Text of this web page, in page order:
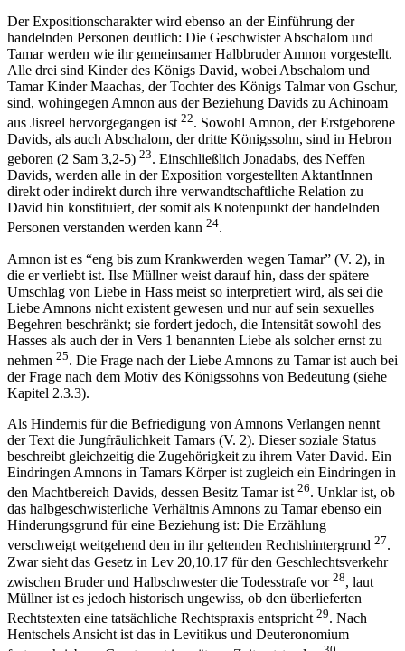
Der Expositionscharakter wird ebenso an der Einführung der
handelnden Personen deutlich: Die Geschwister Abschalom und
Tamar werden wie ihr gemeinsamer Halbbruder Amnon vorgestellt.
Alle drei sind Kinder des Königs David, wobei Abschalom und
Tamar Kinder Maachas, der Tochter des Königs Talmar von Gschur,
sind, wohingegen Amnon aus der Beziehung Davids zu Achinoam
aus Jisreel hervorgegangen ist 22. Sowohl Amnon, der Erstgeborene
Davids, als auch Abschalom, der dritte Königssohn, sind in Hebron
geboren (2 Sam 3,2-5) 23. Einschließlich Jonadabs, des Neffen
Davids, werden alle in der Exposition vorgestellten AktantInnen
direkt oder indirekt durch ihre verwandtschaftliche Relation zu
David hin konstituiert, der somit als Knotenpunkt der handelnden
Personen verstanden werden kann 24.
Amnon ist es “eng bis zum Krankwerden wegen Tamar” (V. 2), in
die er verliebt ist. Ilse Müllner weist darauf hin, dass der spätere
Umschlag von Liebe in Hass meist so interpretiert wird, als sei die
Liebe Amnons nicht existent gewesen und nur auf sein sexuelles
Begehren beschränkt; sie fordert jedoch, die Intensität sowohl des
Hasses als auch der in Vers 1 benannten Liebe als solcher ernst zu
nehmen 25. Die Frage nach der Liebe Amnons zu Tamar ist auch bei
der Frage nach dem Motiv des Königssohns von Bedeutung (siehe
Kapitel 2.3.3).
Als Hindernis für die Befriedigung von Amnons Verlangen nennt
der Text die Jungfräulichkeit Tamars (V. 2). Dieser soziale Status
beschreibt gleichzeitig die Zugehörigkeit zu ihrem Vater David. Ein
Eindringen Amnons in Tamars Körper ist zugleich ein Eindringen in
den Machtbereich Davids, dessen Besitz Tamar ist 26. Unklar ist, ob
das halbgeschwisterliche Verhältnis Amnons zu Tamar ebenso ein
Hinderungsgrund für eine Beziehung ist: Die Erzählung
verschweigt weitgehend den in ihr geltenden Rechtshintergrund 27.
Zwar sieht das Gesetz in Lev 20,10.17 für den Geschlechtsverkehr
zwischen Bruder und Halbschwester die Todesstrafe vor 28, laut
Müllner ist es jedoch historisch ungewiss, ob den überlieferten
Rechtstexten eine tatsächliche Rechtspraxis entspricht 29. Nach
Hentschels Ansicht ist das in Levitikus und Deuteronomium